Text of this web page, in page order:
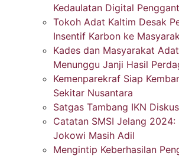
Kedaulatan Digital
Tokoh Adat Kaltim Desak
Insentif Karbon ke
Kades dan Masyarakat
Menunggu Janji Hasil
Kemenparekraf Siap
Sekitar Nusantara
Satgas Tambang IKN
Catatan SMSI Jelang 2024:
Jokowi Masih Adil
Mengintip Keberhasilan